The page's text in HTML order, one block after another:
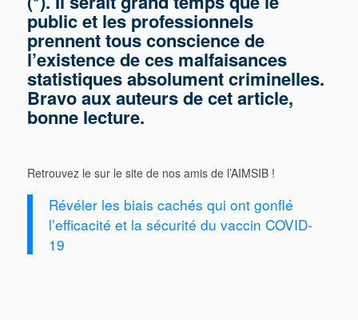
public et les professionnels
prennent tous conscience de
l’existence de ces malfaisances
statistiques absolument criminelles.
Bravo aux auteurs de cet article,
bonne lecture.
Retrouvez le sur le site de nos amis de l’AIMSIB !
Révéler les biais cachés qui ont gonflé
l’efficacité et la sécurité du vaccin COVID-
19